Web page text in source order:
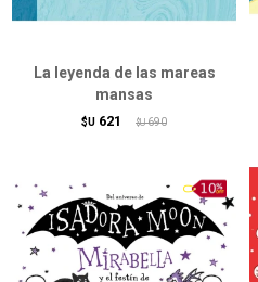
La leyenda de las mareas
mansas
$U 621 $U 690